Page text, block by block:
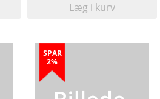
Læg i kurv
SPAR
2%